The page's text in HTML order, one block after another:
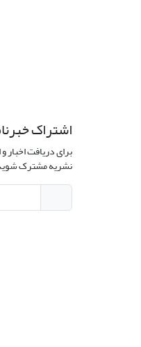
اشتراک
برای دریافت اخبار
نشریه مشترک